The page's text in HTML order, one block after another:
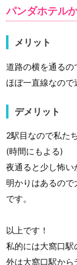
パンダホテル
メリット
道路の横を通るの
ほぼ一直線なので
デメリット
2駅目なので私た
(時間にもよる)
夜通ると少し怖
明かりはあるの
です。
以上です！
私的には大窩口駅
外は大窩口駅から